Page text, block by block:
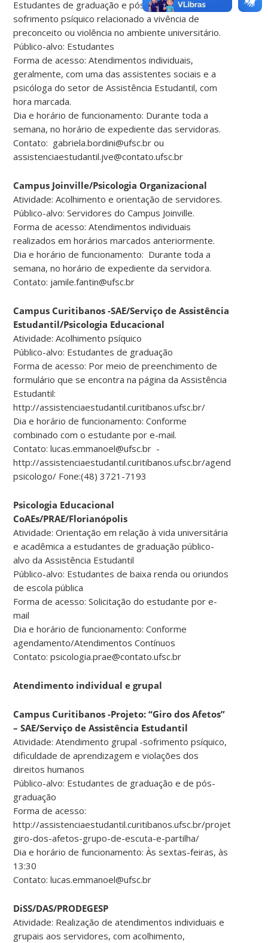
Estudantes de graduação e pós-graduação em
sofrimento psíquico relacionado a vivência de
preconceito ou violência no ambiente universitário.
Público-alvo: Estudantes
Forma de acesso: Atendimentos individuais,
geralmente, com uma das assistentes sociais e a
psicóloga do setor de Assistência Estudantil, com
hora marcada.
Dia e horário de funcionamento: Durante toda a
semana, no horário de expediente das servidoras.
Contato: gabriela.bordini@ufsc.br ou
assistenciaestudantil.jve@contato.ufsc.br
Campus Joinville/Psicologia Organizacional
Atividade: Acolhimento e orientação de servidores.
Público-alvo: Servidores do Campus Joinville.
Forma de acesso: Atendimentos individuais
realizados em horários marcados anteriormente.
Dia e horário de funcionamento: Durante toda a
semana, no horário de expediente da servidora.
Contato: jamile.fantin@ufsc.br
Campus Curitibanos -SAE/Serviço de Assistência
Estudantil/Psicologia Educacional
Atividade: Acolhimento psíquico
Público-alvo: Estudantes de graduação
Forma de acesso: Por meio de preenchimento de
formulário que se encontra na página da Assistência
Estudantil:
http://assistenciaestudantil.curitibanos.ufsc.br/
Dia e horário de funcionamento: Conforme
combinado com o estudante por e-mail.
Contato: lucas.emmanoel@ufsc.br -
http://assistenciaestudantil.curitibanos.ufsc.br/agendamento-
psicologo/ Fone:(48) 3721-7193
Psicologia Educacional
CoAEs/PRAE/Florianópolis
Atividade: Orientação em relação à vida universitária
e acadêmica a estudantes de graduação público-
alvo da Assistência Estudantil
Público-alvo: Estudantes de baixa renda ou oriundos
de escola pública
Forma de acesso: Solicitação do estudante por e-
mail
Dia e horário de funcionamento: Conforme
agendamento/Atendimentos Contínuos
Contato: psicologia.prae@contato.ufsc.br
Atendimento individual e grupal
Campus Curitibanos -Projeto: “Giro dos Afetos”
– SAE/Serviço de Assistência Estudantil
Atividade: Atendimento grupal -sofrimento psíquico,
dificuldade de aprendizagem e violações dos
direitos humanos
Público-alvo: Estudantes de graduação e de pós-
graduação
Forma de acesso:
http://assistenciaestudantil.curitibanos.ufsc.br/projeto-
giro-dos-afetos-grupo-de-escuta-e-partilha/
Dia e horário de funcionamento: Às sextas-feiras, às
13:30
Contato: lucas.emmanoel@ufsc.br
DiSS/DAS/PRODEGESP
Atividade: Realização de atendimentos individuais e
grupais aos servidores, com acolhimento,